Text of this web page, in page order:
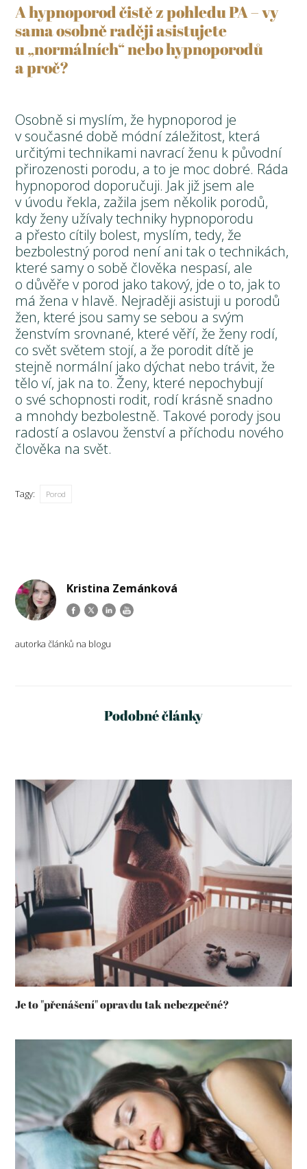
A hypnoporod čistě z pohledu PA – vy
sama osobně raději asistujete
u „normálních“ nebo hypnoporodů
a proč?
Osobně si myslím, že hypnoporod je
v současné době módní záležitost, která
určitými technikami navrací ženu k původní
přirozenosti porodu, a to je moc dobré. Ráda
hypnoporod doporučuji. Jak již jsem ale
v úvodu řekla, zažila jsem několik porodů,
kdy ženy užívaly techniky hypnoporodu
a přesto cítily bolest, myslím, tedy, že
bezbolestný porod není ani tak o technikách,
které samy o sobě člověka nespasí, ale
o důvěře v porod jako takový, jde o to, jak to
má žena v hlavě. Nejraději asistuji u porodů
žen, které jsou samy se sebou a svým
ženstvím srovnané, které věří, že ženy rodí,
co svět světem stojí, a že porodit dítě je
stejně normální jako dýchat nebo trávit, že
tělo ví, jak na to. Ženy, které nepochybují
o své schopnosti rodit, rodí krásně snadno
a mnohdy bezbolestně. Takové porody jsou
radostí a oslavou ženství a příchodu nového
člověka na svět.
Tagy: Porod
Kristina Zemánková
autorka článků na blogu
Podobné články
Je to "přenášení" opravdu tak nebezpečné?